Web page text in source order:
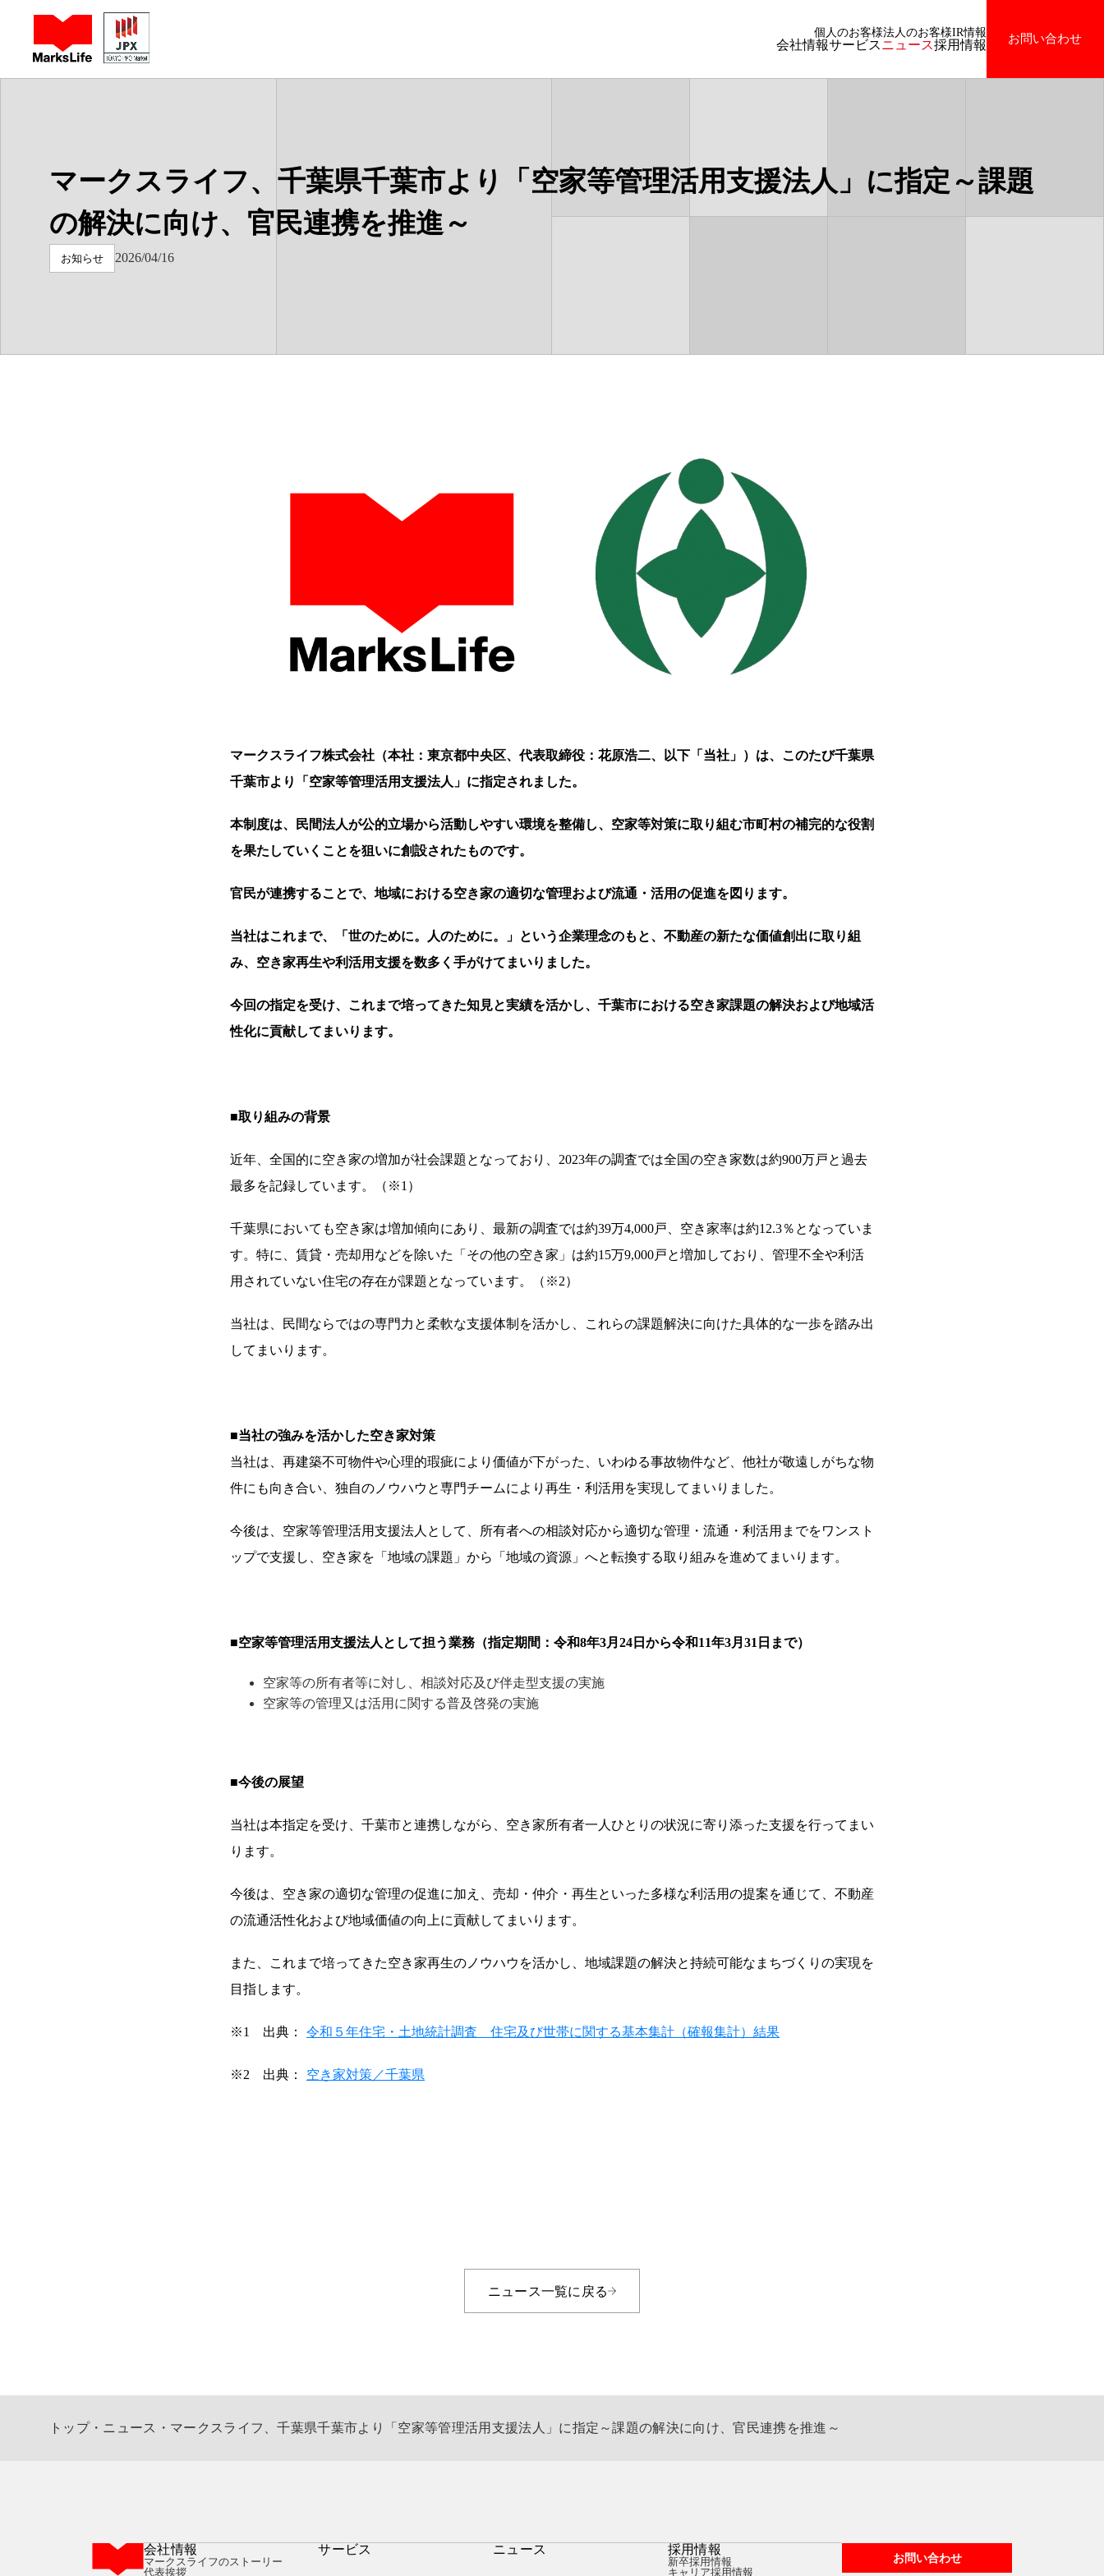
個人のお客様法人のお客様IR情報
会社情報サービスニュース採用情報 お問い合わせ
マークスライフ、千葉県千葉市より「空家等管理活用支援法人」に指定～課題
の解決に向け、官民連携を推進～
お知らせ 2026/04/16
マークスライフ株式会社（本社：東京都中央区、代表取締役：花原浩二、以下「当社」）は、このたび千葉県
千葉市より「空家等管理活用支援法人」に指定されました。
本制度は、民間法人が公的立場から活動しやすい環境を整備し、空家等対策に取り組む市町村の補完的な役割
を果たしていくことを狙いに創設されたものです。
官民が連携することで、地域における空き家の適切な管理および流通・活用の促進を図ります。
当社はこれまで、「世のために。人のために。」という企業理念のもと、不動産の新たな価値創出に取り組
み、空き家再生や利活用支援を数多く手がけてまいりました。
今回の指定を受け、これまで培ってきた知見と実績を活かし、千葉市における空き家課題の解決および地域活
性化に貢献してまいります。
■取り組みの背景
近年、全国的に空き家の増加が社会課題となっており、2023年の調査では全国の空き家数は約900万戸と過去
最多を記録しています。（※1）
千葉県においても空き家は増加傾向にあり、最新の調査では約39万4,000戸、空き家率は約12.3％となっていま
す。特に、賃貸・売却用などを除いた「その他の空き家」は約15万9,000戸と増加しており、管理不全や利活
用されていない住宅の存在が課題となっています。（※2）
当社は、民間ならではの専門力と柔軟な支援体制を活かし、これらの課題解決に向けた具体的な一歩を踏み出
してまいります。
■当社の強みを活かした空き家対策
当社は、再建築不可物件や心理的瑕疵により価値が下がった、いわゆる事故物件など、他社が敬遠しがちな物
件にも向き合い、独自のノウハウと専門チームにより再生・利活用を実現してまいりました。
今後は、空家等管理活用支援法人として、所有者への相談対応から適切な管理・流通・利活用までをワンスト
ップで支援し、空き家を「地域の課題」から「地域の資源」へと転換する取り組みを進めてまいります。
■空家等管理活用支援法人として担う業務（指定期間：令和8年3月24日から令和11年3月31日まで）
空家等の所有者等に対し、相談対応及び伴走型支援の実施
空家等の管理又は活用に関する普及啓発の実施
■今後の展望
当社は本指定を受け、千葉市と連携しながら、空き家所有者一人ひとりの状況に寄り添った支援を行ってまい
ります。
今後は、空き家の適切な管理の促進に加え、売却・仲介・再生といった多様な利活用の提案を通じて、不動産
の流通活性化および地域価値の向上に貢献してまいります。
また、これまで培ってきた空き家再生のノウハウを活かし、地域課題の解決と持続可能なまちづくりの実現を
目指します。
※1 出典： 令和５年住宅・土地統計調査 住宅及び世帯に関する基本集計（確報集計）結果
※2 出典： 空き家対策／千葉県
ニュース一覧に戻る
トップ・ ニュース ・ マークスライフ、千葉県千葉市より「空家等管理活用支援法人」に指定～課題の解決に向け、官民連携を推進～
会社情報
マークスライフのストーリー
代表挨拶
サービス ニュース 採用情報
新卒採用情報
キャリア採用情報
お問い合わせ